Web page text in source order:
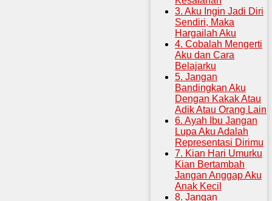
3. Aku Ingin Jadi Diri
Sendiri, Maka
Hargailah Aku
4. Cobalah Mengerti
Aku dan Cara
Belajarku
5. Jangan
Bandingkan Aku
Dengan Kakak Atau
Adik Atau Orang Lain
6. Ayah Ibu Jangan
Lupa Aku Adalah
Representasi Dirimu
7. Kian Hari Umurku
Kian Bertambah
Jangan Anggap Aku
Anak Kecil
8. Jangan